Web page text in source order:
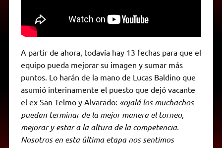
A partir de ahora, todavía hay 13 fechas para que el
equipo pueda mejorar su imagen y sumar más
puntos. Lo harán de la mano de Lucas Baldino que
asumió interinamente el puesto que dejó vacante
el ex San Telmo y Alvarado: «ojalá los muchachos
puedan terminar de la mejor manera el torneo,
mejorar y estar a la altura de la competencia.
Nosotros en esta última etapa nos sentimos